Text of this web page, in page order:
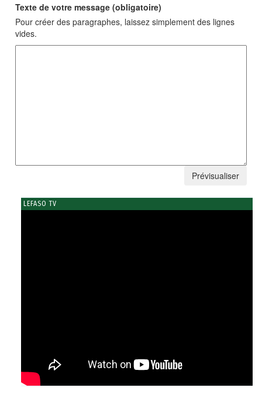
Texte de votre message (obligatoire)
Pour créer des paragraphes, laissez simplement des lignes
vides.
LEFASO TV